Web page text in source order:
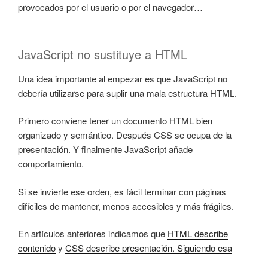
provocados por el usuario o por el navegador…
JavaScript no sustituye a HTML
Una idea importante al empezar es que JavaScript no
debería utilizarse para suplir una mala estructura HTML.
Primero conviene tener un documento HTML bien
organizado y semántico. Después CSS se ocupa de la
presentación. Y finalmente JavaScript añade
comportamiento.
Si se invierte ese orden, es fácil terminar con páginas
difíciles de mantener, menos accesibles y más frágiles.
En artículos anteriores indicamos que HTML describe
contenidoy CSS describe presentación. Siguiendo esa